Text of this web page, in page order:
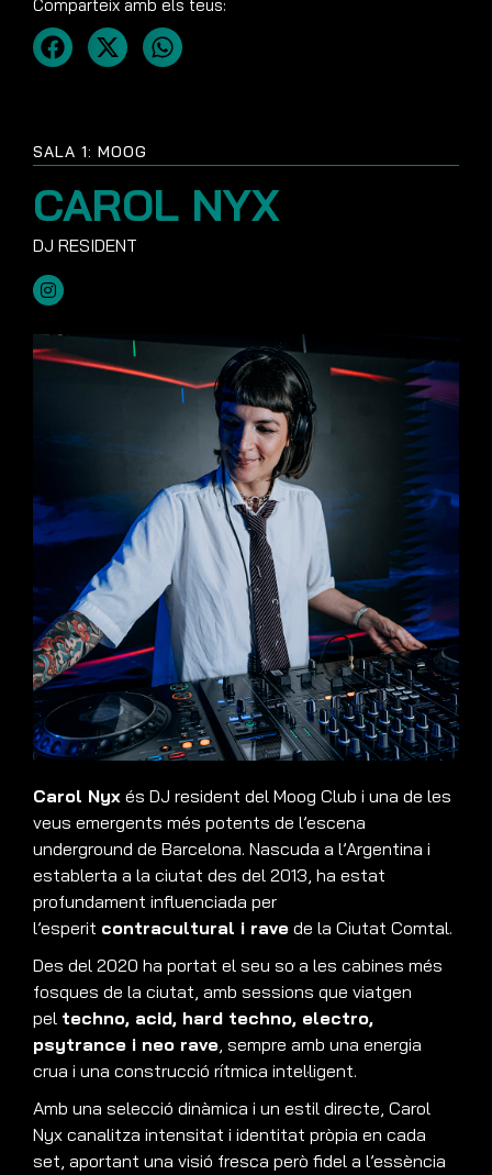
SALA 1: MOOG
CAROL NYX
Carol Nyx és DJ resident del Moog Club i una de les
veus emergents més potents de l’escena
underground de Barcelona. Nascuda a l’Argentina i
establerta a la ciutat des del 2013, ha estat
profundament influenciada per
l’esperit contracultural i rave de la Ciutat Comtal.
Des del 2020 ha portat el seu so a les cabines més
fosques de la ciutat, amb sessions que viatgen
pel techno, acid, hard techno, electro,
psytrance i neo rave, sempre amb una energia
crua i una construcció rítmica intel·ligent.
Amb una selecció dinàmica i un estil directe, Carol
Nyx canalitza intensitat i identitat pròpia en cada
set, aportant una visió fresca però fidel a l’essència
Comparteix amb els teus: